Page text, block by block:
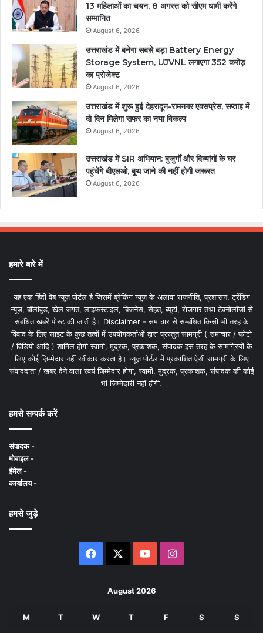
13 महिलाओं का चयन, 8 अगस्त को सीएम धामी करेंगे
सम्मानित
August 6, 2026
उत्तराखंड में बनेगा सबसे बड़ा Battery Energy
Storage System, UJVNL लगाएगा 352 करोड़
का प्रोजेक्ट
August 6, 2026
उत्तराखंड में शुरू हुई देहरादून-रामनगर एक्सप्रेस, सप्ताह में
दो दिन मिलेगा सफर का नया विकल्प
August 6, 2026
उत्तराखंड में SIR अभियान: बुजुर्गों और दिव्यांगों के घर
पहुंचेंगे बीएलओ, बूथ जाने की नहीं होगी जरूरत
August 6, 2026
हमारे बारे में
यह एक हिंदी वेब न्यूज़ पोर्टल है जिसमें ब्रेकिंग न्यूज़ के अलावा राजनीति, प्रशासन, ट्रेंडिंग
न्यूज, बॉलीवुड, खेल जगत, लाइफस्टाइल, बिजनेस, सेहत, ब्यूटी, रोजगार तथा टेक्नोलॉजी से
संबंधित खबरें पोस्ट की जाती है। Disclaimer - समाचार से सम्बंधित किसी भी तरह के
विवाद के लिए साइट के कुछ तत्वों में उपयोगकर्ताओं द्वारा प्रस्तुत सामग्री ( समाचार / फोटो
/ विडियो आदि ) शामिल होगी स्वामी, मुद्रक, प्रकाशक, संपादक इस तरह के सामग्रियों के
लिए कोई ज़िम्मेदार नहीं स्वीकार करता है। न्यूज़ पोर्टल में प्रकाशित ऐसी सामग्री के लिए
संवाददाता / खबर देने वाला स्वयं जिम्मेदार होगा, स्वामी, मुद्रक, प्रकाशक, संपादक की कोई
भी जिम्मेदारी नहीं होगी.
हमसे सम्पर्क करें
संपादक -
मोबाइल -
ईमेल -
कार्यालय -
हमसे जुड़े
Facebook YouTubeInstagram
August 2026
M T W T F S S